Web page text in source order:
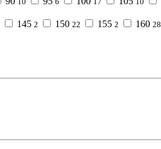
145 2 150 22 155 2 160 28